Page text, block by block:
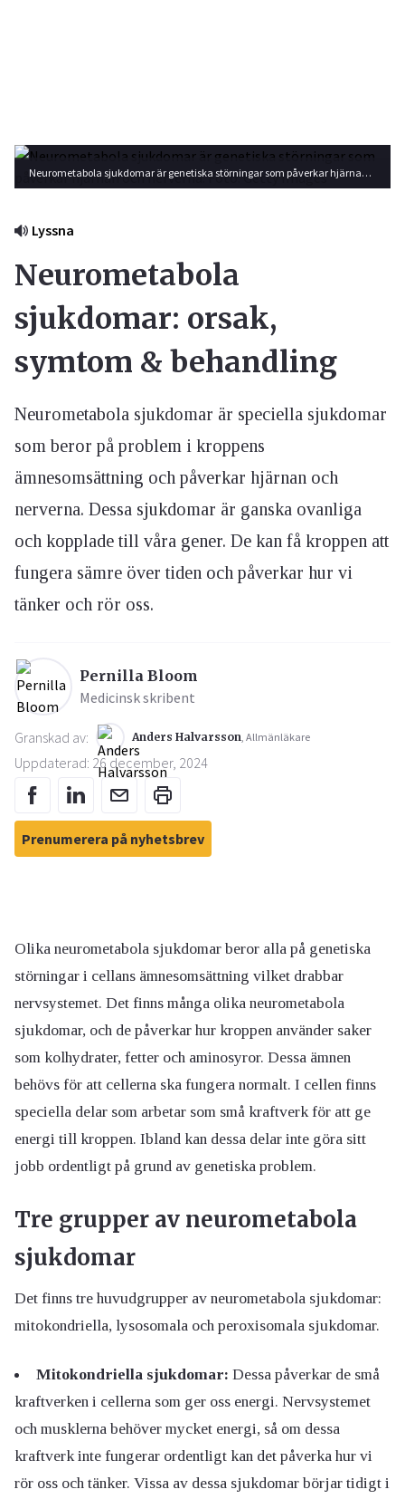
Neurometabola sjukdomar är genetiska störningar som påverkar hjärnan och nerverna. Foto: Getty Images
Lyssna
Neurometabola
sjukdomar: orsak,
symtom & behandling
Neurometabola sjukdomar är speciella sjukdomar
som beror på problem i kroppens
ämnesomsättning och påverkar hjärnan och
nerverna. Dessa sjukdomar är ganska ovanliga
och kopplade till våra gener. De kan få kroppen att
fungera sämre över tiden och påverkar hur vi
tänker och rör oss.
Pernilla Bloom
Medicinsk skribent
Granskad av: Anders Halvarsson, Allmänläkare
Uppdaterad: 26 december, 2024
Prenumerera på nyhetsbrev
Olika neurometabola sjukdomar beror alla på genetiska
störningar i cellans ämnesomsättning vilket drabbar
nervsystemet. Det finns många olika neurometabola
sjukdomar, och de påverkar hur kroppen använder saker
som kolhydrater, fetter och aminosyror. Dessa ämnen
behövs för att cellerna ska fungera normalt. I cellen finns
speciella delar som arbetar som små kraftverk för att ge
energi till kroppen. Ibland kan dessa delar inte göra sitt
jobb ordentligt på grund av genetiska problem.
Tre grupper av neurometabola
sjukdomar
Det finns tre huvudgrupper av neurometabola sjukdomar:
mitokondriella, lysosomala och peroxisomala sjukdomar.
Mitokondriella sjukdomar: Dessa påverkar de små
kraftverken i cellerna som ger oss energi. Nervsystemet
och musklerna behöver mycket energi, så om dessa
kraftverk inte fungerar ordentligt kan det påverka hur vi
rör oss och tänker. Vissa av dessa sjukdomar börjar tidigt i